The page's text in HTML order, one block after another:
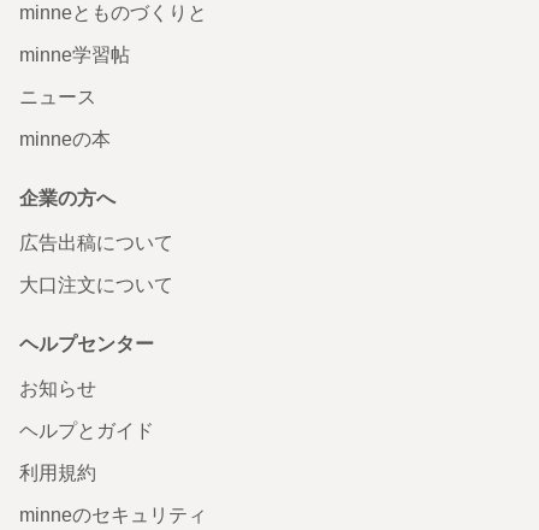
minneとものづくりと
minne学習帖
ニュース
minneの本
企業の方へ
広告出稿について
大口注文について
ヘルプセンター
お知らせ
ヘルプとガイド
利用規約
minneのセキュリティ